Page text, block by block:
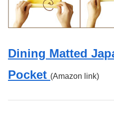
Dining Matted
Pocket (Amazon link)